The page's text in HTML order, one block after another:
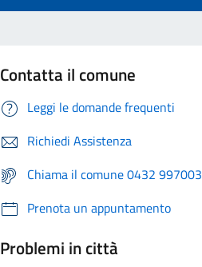
Contatta il comune
Leggi le domande frequenti
Richiedi Assistenza
Chiama il comune 0432 997003
Prenota un appuntamento
Problemi in città